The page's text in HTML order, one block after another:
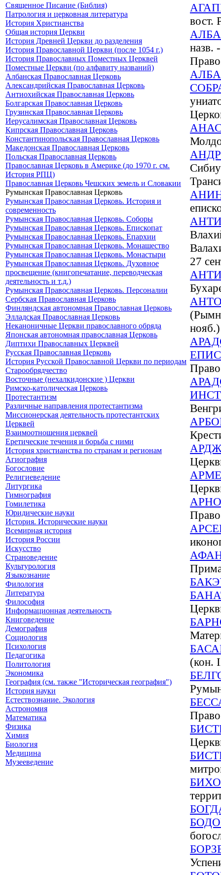
Священное Писание (Библия)
Патрология и церковная литература
История Христианства
Общая история Церкви
История Древней Церкви до разделения
История Православной Церкви (после 1054 г.)
История Православных Поместных Церквей
Поместные Церкви (по алфавиту названий)
Албанская Православная Церковь
Александрийская Православная Церковь
Антиохийская Православная Церковь
Болгарская Православная Церковь
Грузинская Православная Церковь
Иерусалимская Православная Церковь
Кипрская Православная Церковь
Константинопольская Православная Церковь
Македонская Православная Церковь
Польская Православная Церковь
Православная Церковь в Америке (до 1970 г. см.
История РПЦ)
Православная Церковь Чешских земель и Словакии
Румынская Православная Церковь
Румынская Православная Церковь. История и
современность
Румынская Православная Церковь. Соборы
Румынская Православная Церковь. Епископат
Румынская Православная Церковь. Епархии
Румынская Православная Церковь. Монашество
Румынская Православная Церковь. Монастыри
Румынская Православная Церковь. Духовное
просвещение (книгопечатание, переводческая
деятельность и т.д.)
Румынская Православная Церковь. Персоналии
Сербская Православная Церковь
Финляндская автономная Православная Церковь
Элладская Православная Церковь
Неканоничные Церкви православного обряда
Японская автономная православная Церковь
Диптихи Православных Церквей
Русская Православная Церковь
История Русской Православной Церкви по периодам
Старообрядчество
Восточные (нехалкидонские ) Церкви
Римско-католическая Церковь
Протестантизм
Различные направления протестантизма
Миссионерская деятельность протестантских
Церквей
Взаимоотношения церквей
Еретические течения и борьба с ними
История христианства по странам и регионам
Агиография
Богословие
Религиеведение
Литургика
Гимнография
Гомилетика
Юридические науки
История. Исторические науки
Всемирная история
История России
Искусство
Страноведение
Культурология
Языкознание
Филология
Литература
Философия
Информационная деятельность
Книговедение
Демография
Социология
Психология
Педагогика
Политология
Экономика
География (см. также "Историческая география")
История науки
Естествознание. Экология
Астрономия
Математика
Физика
Химия
Биология
Медицина
Музееведение
вост.
назв.
27
нояб.)
(кон.